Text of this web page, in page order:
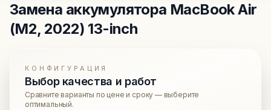
Замена аккумулятора MacBook Air
(M2, 2022) 13-inch
КОНФИГУРАЦИЯ
Выбор качества и работ
Сравните варианты по цене и сроку — выберите
оптимальный.